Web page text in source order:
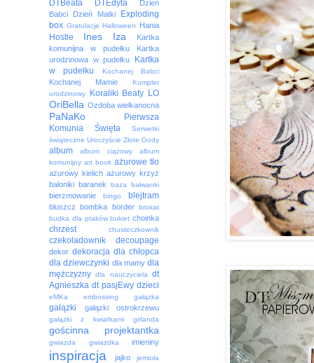
DTBeata DTEdyta
Dzień
Babci
Dzień Matki
Exploding
box Gratulacje Halloween Hania
Hostie Ines Iza
Kartka
komunijna w pudełku
Kartka
urodzinowa w pudełku
Kartka
w pudełku
Kochanej Babci
Kochanej Mamie
Komplet
urodzinowy
Koraliki Beaty LO
OriBella Ozdoba wielkanocna
PaNaKo
Pierwsza
Komunia Święta
Serwetki
świąteczne Uroczyście Złote Gody
album album ciążowy
album
komunijny art book ażurowe tło
ażurowy kielich ażurowy krzyż
baloniki baranek baza bałwanki
bierzmowanie bingo blejtram
bluszcz bombka border brokat
budka dla ptaków bukiet choinka
chrzest chusteczkownik
czekoladownik decoupage
dekor dekoracja dla chłopca
dla dziewczynki dla mamy dla
mężczyzny dla nauczyciela dt
Agnieszka dt pasjEwy dzieci
eMKa embossing gałązka
gałązki gałązki ostrokrzewu
gałązki z kwiatkami girlanda
gościnna projektantka
gwiazda gwiazdka imieniny
inspiracja jajko
jemioła